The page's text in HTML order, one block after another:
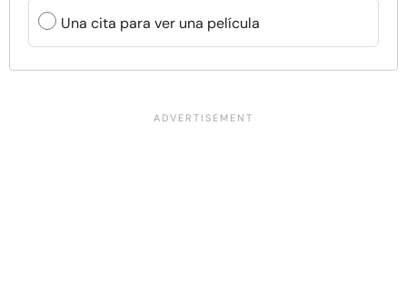
Una cita para ver una película